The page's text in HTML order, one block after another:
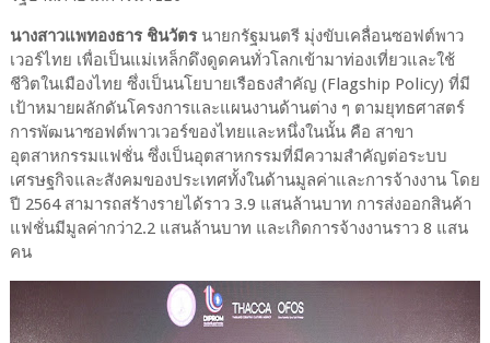
นางสาวแพทองธาร ชินวัตรนายกรัฐมนตรี มุ่งขับเคลื่อนซอฟต์พาว
เวอร์ไทย เพื่อเป็นแม่เหล็กดึงดูดคนทั่วโลกเข้ามาท่องเที่ยวและใช้
ชีวิตในเมืองไทย ซึ่งเป็นนโยบายเรือธงสำคัญ (Flagship Policy) ที่มี
เป้าหมายผลักดันโครงการและแผนงานด้านต่าง ๆ ตามยุทธศาสตร์
การพัฒนาซอฟต์พาวเวอร์ของไทยและหนึ่งในนั้น คือ สาขา
อุตสาหกรรมแฟชั่น ซึ่งเป็นอุตสาหกรรมที่มีความสำคัญต่อระบบ
เศรษฐกิจและสังคมของประเทศทั้งในด้านมูลค่าและการจ้างงาน โดย
ปี 2564 สามารถสร้างรายได้ราว 3.9 แสนล้านบาท การส่งออกสินค้า
แฟชั่นมีมูลค่ากว่า2.2 แสนล้านบาท และเกิดการจ้างงานราว 8 แสน
คน